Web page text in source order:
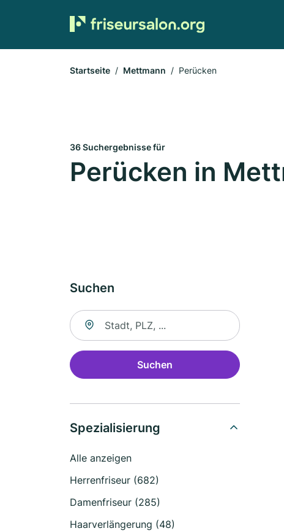
Startseite Mettmann Perücken
36 Suchergebnisse für
Perücken in
Suchen
Suche nach Ort
Suchen
Spezialisierung
Alle anzeigen
Herrenfriseur (682)
Damenfriseur (285)
Haarverlängerung (48)